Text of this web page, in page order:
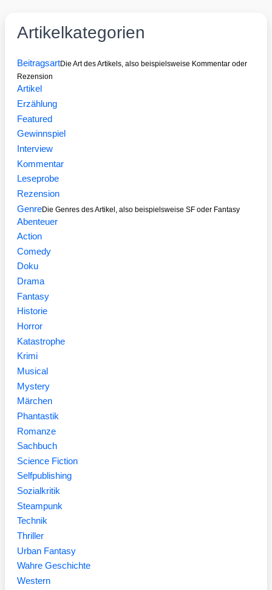
Artikelkategorien
BeitragsartDie Art des Artikels, also beispielsweise Kommentar oder
Rezension
Artikel
Erzählung
Featured
Gewinnspiel
Interview
Kommentar
Leseprobe
Rezension
GenreDie Genres des Artikel, also beispielsweise SF oder Fantasy
Abenteuer
Action
Comedy
Doku
Drama
Fantasy
Historie
Horror
Katastrophe
Krimi
Musical
Mystery
Märchen
Phantastik
Romanze
Sachbuch
Science Fiction
Selfpublishing
Sozialkritik
Steampunk
Technik
Thriller
Urban Fantasy
Wahre Geschichte
Western